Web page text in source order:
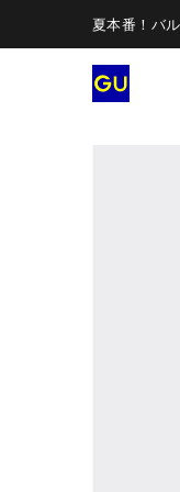
夏本番！バ